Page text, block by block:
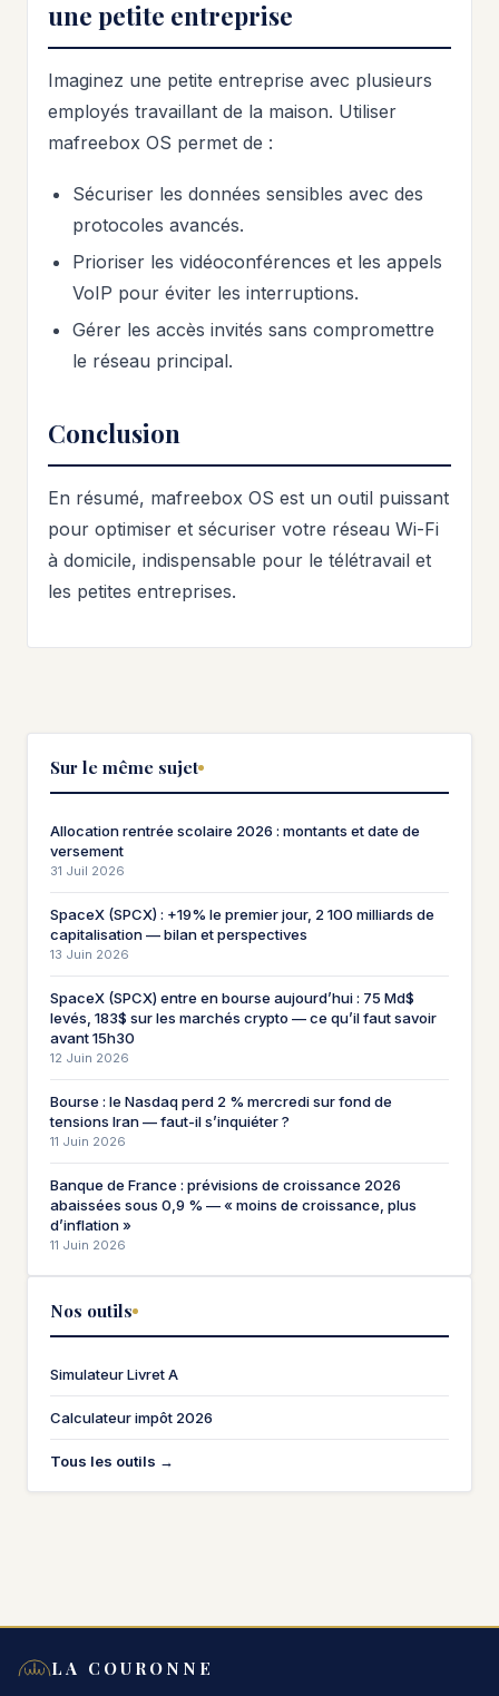
une petite entreprise
Imaginez une petite entreprise avec plusieurs
employés travaillant de la maison. Utiliser
mafreebox OS permet de :
Sécuriser les données sensibles avec des
protocoles avancés.
Prioriser les vidéoconférences et les appels
VoIP pour éviter les interruptions.
Gérer les accès invités sans compromettre
le réseau principal.
Conclusion
En résumé, mafreebox OS est un outil puissant
pour optimiser et sécuriser votre réseau Wi-Fi
à domicile, indispensable pour le télétravail et
les petites entreprises.
Sur le même sujet
Allocation rentrée scolaire 2026 : montants et date de
versement
31 Juil 2026
SpaceX (SPCX) : +19% le premier jour, 2 100 milliards de
capitalisation — bilan et perspectives
13 Juin 2026
SpaceX (SPCX) entre en bourse aujourd’hui : 75 Md$
levés, 183$ sur les marchés crypto — ce qu’il faut savoir
avant 15h30
12 Juin 2026
Bourse : le Nasdaq perd 2 % mercredi sur fond de
tensions Iran — faut-il s’inquiéter ?
11 Juin 2026
Banque de France : prévisions de croissance 2026
abaissées sous 0,9 % — « moins de croissance, plus
d’inflation »
11 Juin 2026
Nos outils
Simulateur Livret A
Calculateur impôt 2026
Tous les outils →
LA COURONNE